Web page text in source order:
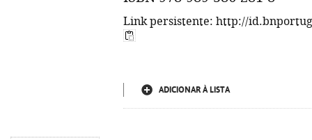
Link persistente: http://
ADICIONAR À LISTA